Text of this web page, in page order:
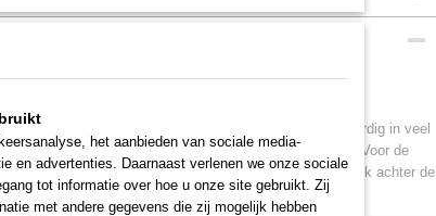
winkelpand met appartementen, zoals je die tegenwoordig in veel
past daarmee uitstekend in het huidige stadsbeeld. Voor de
kappersstoelen uit 3D-print meegeleverd, zodat er ook achter de
× 95 × 88 mm (lxbxh)
het aanbieden van sociale media-
en advertenties. Daarnaast verlenen we onze sociale
tot informatie over hoe u onze site gebruikt. Zij
met andere gegevens die zij mogelijk hebben